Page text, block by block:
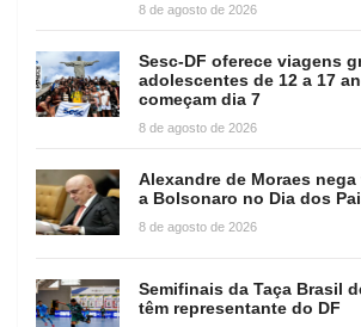
8 de agosto de 2026
Sesc-DF oferece viagens
adolescentes de 12 a 17
começam dia 7
8 de agosto de 2026
Alexandre de Moraes
a Bolsonaro no Dia dos
8 de agosto de 2026
Semifinais da Taça Brasil
têm representante do DF